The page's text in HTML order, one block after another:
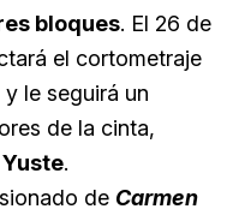
bloques. El 26 de
el cortometraje
y le seguirá un
de la cinta,
.
de Carmen